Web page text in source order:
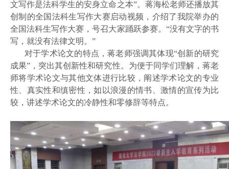
文写作是法科学生的安身立命之本”。蒋海松老师还播放其
创制的全国法科生写作大赛启动视频，介绍了我院举办的
全国法科生写作大赛，号召大家踊跃参赛。“没有文字的书
写，就没有法律文明。”
对于学术论文的特点，蒋老师强调其体现“创新的研究
成果”，突出其创新性和研究性。为便于同学们理解，蒋老
师将学术论文与其他文体进行比较，阐述学术论文的专业
性、真实性和缜密性，如以浪漫的情书、激情的宣传为比
较，讲述学术论文的冷静性和零修辞等特点。